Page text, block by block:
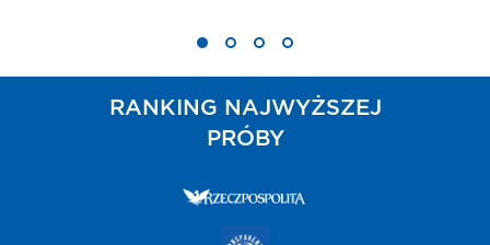
RANKING NAJWYŻSZEJ
PRÓBY